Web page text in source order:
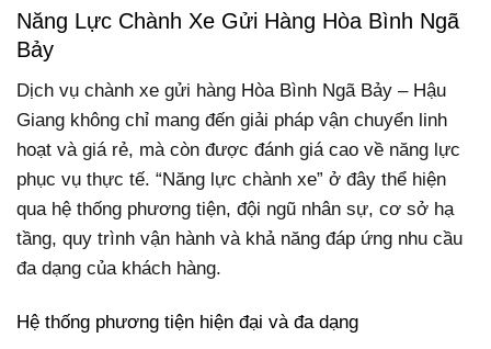
Năng Lực Chành Xe Gửi Hàng Hòa Bình Ngã
Bảy
Dịch vụ chành xe gửi hàng Hòa Bình Ngã Bảy – Hậu
Giang không chỉ mang đến giải pháp vận chuyển linh
hoạt và giá rẻ, mà còn được đánh giá cao về năng lực
phục vụ thực tế. “Năng lực chành xe” ở đây thể hiện
qua hệ thống phương tiện, đội ngũ nhân sự, cơ sở hạ
tầng, quy trình vận hành và khả năng đáp ứng nhu cầu
đa dạng của khách hàng.
Hệ thống phương tiện hiện đại và đa dạng